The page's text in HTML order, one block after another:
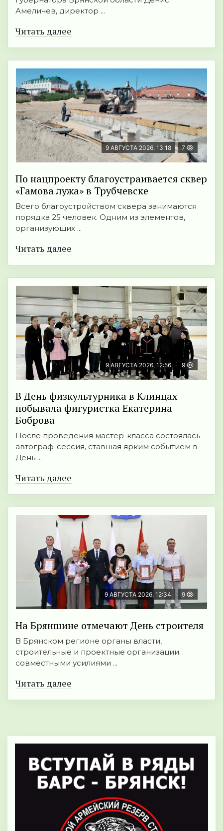
Амеличев, директор ...
Читать далее
9 АВГУСТА 2026, 13:18 7
По нацпроекту благоустраивается сквер
«Гамова лужа» в Трубчевске
Всего благоустройством сквера занимаются
порядка 25 человек. Одним из элементов,
организующих ...
Читать далее
9 АВГУСТА 2026, 12:56 9
В День физкультурника в Клинцах
побывала фигуристка Екатерина
Боброва
После проведения мастер-класса состоялась
автограф-сессия, ставшая ярким событием в
День ...
Читать далее
9 АВГУСТА 2026, 12:34 9
На Брянщине отмечают День строителя
В Брянском регионе органы власти,
строительные и проектные организации
совместными усилиями ...
Читать далее